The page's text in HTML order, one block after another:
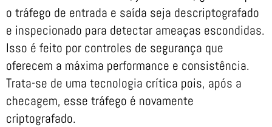
o tráfego de entrada e saída seja descriptografado
e inspecionado para detectar ameaças escondidas.
Isso é feito por controles de segurança que
oferecem a máxima performance e consistência.
Trata-se de uma tecnologia crítica pois, após a
checagem, esse tráfego é novamente
criptografado.